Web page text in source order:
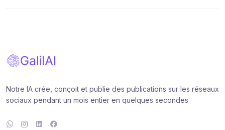
Notre IA crée, conçoit et publie des publications sur les réseaux
sociaux pendant un mois entier en quelques secondes